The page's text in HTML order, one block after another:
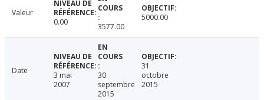
Valeur
0.00
3577.00
5000.00
Date
3 mai
2007
30
septembre
2015
31
octobre
2015